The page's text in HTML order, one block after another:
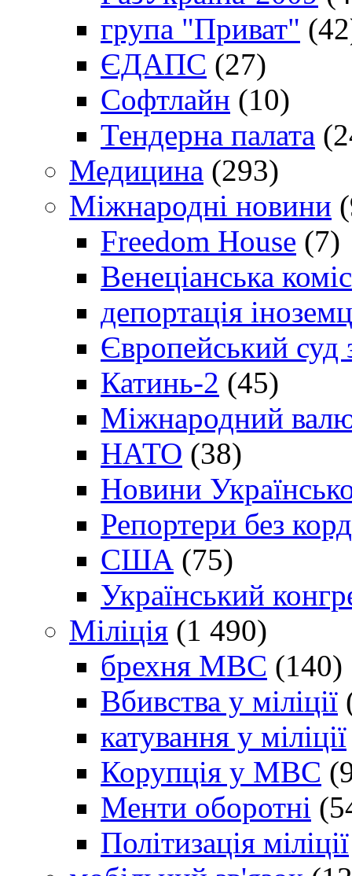
група "Приват"
ЄДАПС (27)
Софтлайн (10)
Тендерна палата
Медицина (293)
Міжнародні новини
Freedom House (7)
Венеціанська
депортація
Європейський
Катинь-2 (45)
Міжнародний
НАТО (38)
Новини
Репортери без
США (75)
Український
Міліція (1 490)
брехня МВС (140)
Вбивства у міліції
катування у міліції
Корупція у МВС
Менти оборотні
Політизація міліції